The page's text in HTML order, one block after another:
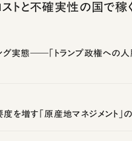
コストと不確実性の国で
グ実態――「トランプ政権への人
を増す「原産地マネジメント」